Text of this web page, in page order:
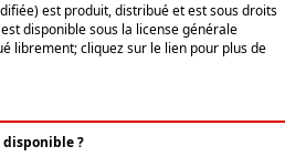
est produit, distribué et est sous droits
disponible sous la license générale
librement; cliquez sur le lien pour plus de
disponible ?